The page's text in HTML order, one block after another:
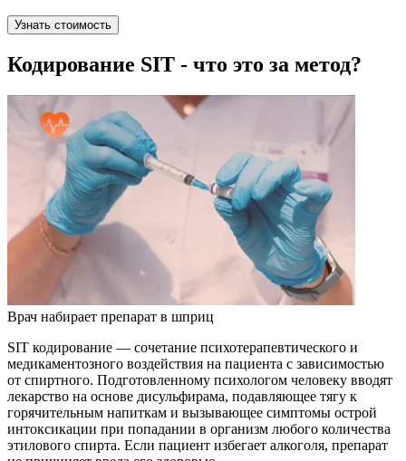
Узнать стоимость
Кодирование SIT - что это за метод?
Врач набирает препарат в шприц
SIT кодирование — сочетание психотерапевтического и
медикаментозного воздействия на пациента с зависимостью
от спиртного. Подготовленному психологом человеку вводят
лекарство на основе дисульфирама, подавляющее тягу к
горячительным напиткам и вызывающее симптомы острой
интоксикации при попадании в организм любого количества
этилового спирта. Если пациент избегает алкоголя, препарат